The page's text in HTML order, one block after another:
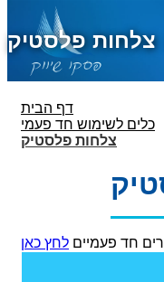
צלחות פלסטיק
דף הבית
כלים לשימוש חד פעמי
צלחות פלסטיק
חד פעמיים לחץ כאן